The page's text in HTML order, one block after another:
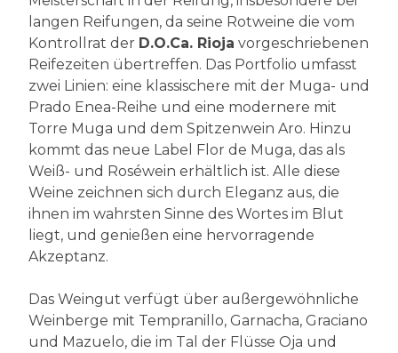
langen Reifungen, da seine Rotweine die vom
Kontrollrat der D.O.Ca. Rioja vorgeschriebenen
Reifezeiten übertreffen. Das Portfolio umfasst
zwei Linien: eine klassischere mit der Muga- und
Prado Enea-Reihe und eine modernere mit
Torre Muga und dem Spitzenwein Aro. Hinzu
kommt das neue Label Flor de Muga, das als
Weiß- und Roséwein erhältlich ist. Alle diese
Weine zeichnen sich durch Eleganz aus, die
ihnen im wahrsten Sinne des Wortes im Blut
liegt, und genießen eine hervorragende
Akzeptanz.
Das Weingut verfügt über außergewöhnliche
Weinberge mit Tempranillo, Garnacha, Graciano
und Mazuelo, die im Tal der Flüsse Oja und